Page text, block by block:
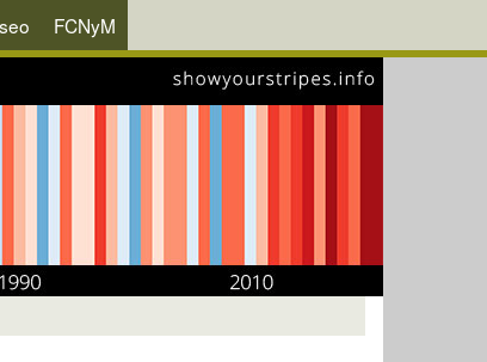
FCNyM